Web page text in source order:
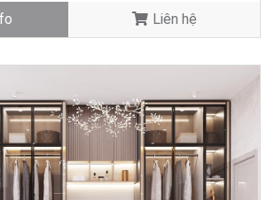
Liên hệ